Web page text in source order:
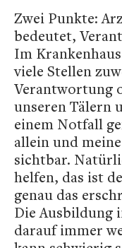
Zwei Punkte:
bedeutet,
Im
viele Stellen
Verantwortung
unseren Tälern
einem Notfall
allein und
sichtbar.
helfen, das ist
genau das
Die Ausbildung
darauf immer